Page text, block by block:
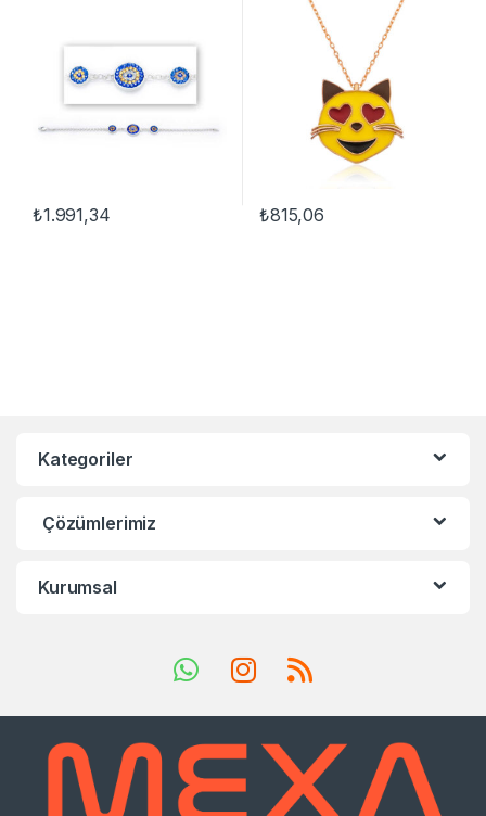
₺1.991,34 ₺815,06
Kategoriler
Çözümlerimiz
Kurumsal